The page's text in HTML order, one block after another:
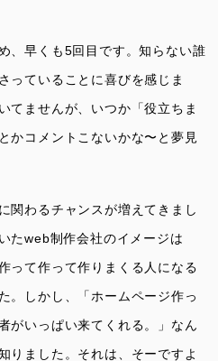
、早くも5回目です。知らない誰
っていることに喜びを感じま
てませんが、いつか「役立ちま
かコメントこないかな〜と夢見
関わるチャンスが増えてきまし
たweb制作会社のイメージは
って作って作りまくる人になる
。しかし、「ホームページ作っ
がいっぱい来てくれる。」なん
りました。それは、そーですよ